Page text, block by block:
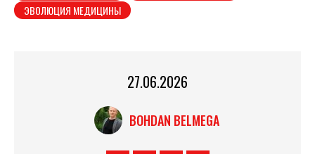
ЭВОЛЮЦИЯ МЕДИЦИНЫ
27.06.2026
BOHDAN BELMEGA